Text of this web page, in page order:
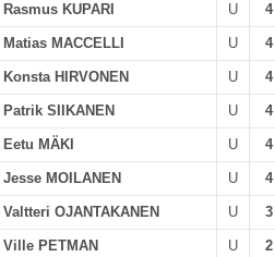
Rasmus KUPARI U 4
Matias MACCELLI U 4
Konsta HIRVONEN U 4
Patrik SIIKANEN U 4
Eetu MÄKI U 4
Jesse MOILANEN U 4
Valtteri OJANTAKANEN U 3
Ville PETMAN U 2